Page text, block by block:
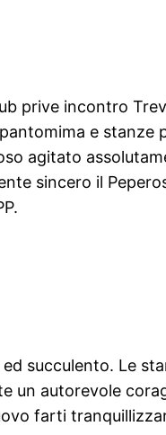
prive incontro
e stanze
agitato
sincero il
succulento. Le
un autorevole
farti